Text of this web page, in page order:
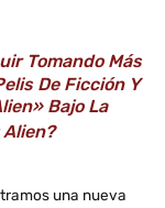
Tomando Más
De Ficción Y
Bajo La
una nueva